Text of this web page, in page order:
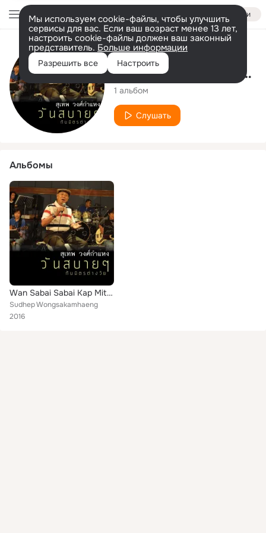
Войти
Мы используем cookie-файлы, чтобы улучшить
сервисы для вас. Если ваш возраст менее 13 лет,
настроить cookie-файлы должен ваш законный
представитель. Больше информации
Разрешить все Настроить
Исполнитель
Sudhep Wongsakamhaeng
1 альбом
Слушать
Альбомы
Wan Sabai Sabai Kap Mit Tang Wai
Sudhep Wongsakamhaeng
2016